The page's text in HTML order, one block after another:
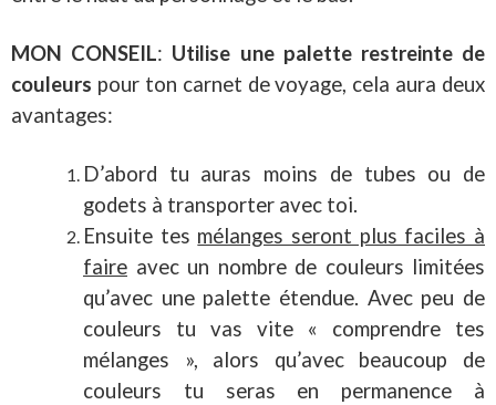
MON CONSEIL: Utilise une palette restreinte de
couleurs pour ton carnet de voyage, cela aura deux
avantages:
D’abord tu auras moins de tubes ou de
godets à transporter avec toi.
Ensuite tes mélanges seront plus faciles à
faire avec un nombre de couleurs limitées
qu’avec une palette étendue. Avec peu de
couleurs tu vas vite « comprendre tes
mélanges », alors qu’avec beaucoup de
couleurs tu seras en permanence à